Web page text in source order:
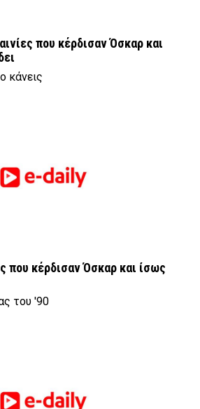
που κέρδισαν Όσκαρ και
κάνεις
που κέρδισαν Όσκαρ και ίσως
του '90